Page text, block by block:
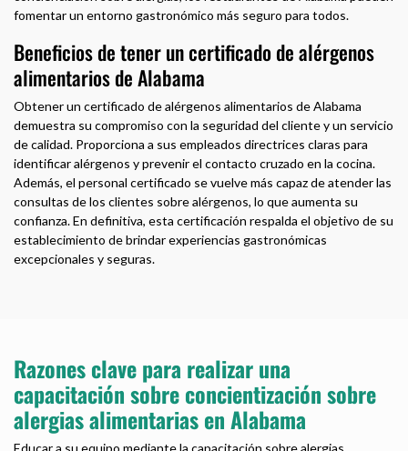
fomentar un entorno gastronómico más seguro para todos.
Beneficios de tener un certificado de alérgenos
alimentarios de Alabama
Obtener un certificado de alérgenos alimentarios de Alabama
demuestra su compromiso con la seguridad del cliente y un servicio
de calidad. Proporciona a sus empleados directrices claras para
identificar alérgenos y prevenir el contacto cruzado en la cocina.
Además, el personal certificado se vuelve más capaz de atender las
consultas de los clientes sobre alérgenos, lo que aumenta su
confianza. En definitiva, esta certificación respalda el objetivo de su
establecimiento de brindar experiencias gastronómicas
excepcionales y seguras.
Razones clave para realizar una
capacitación sobre concientización sobre
alergias alimentarias en Alabama